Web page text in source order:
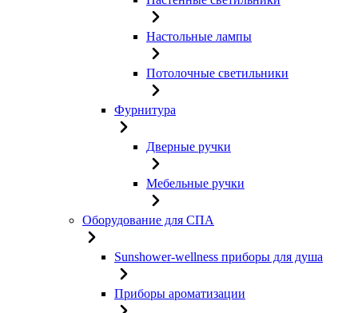
Настольные лампы
Потолочные светильники
Фурнитура
Дверные ручки
Мебельные ручки
Оборудование для СПА
Sunshower-wellness приборы для душа
Приборы ароматизации